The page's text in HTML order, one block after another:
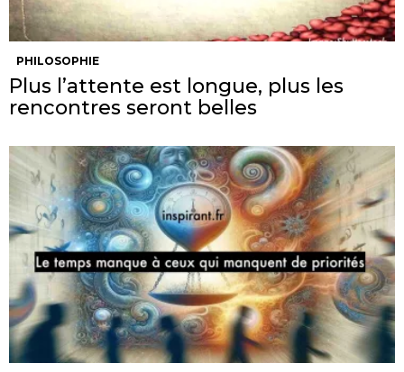
PHILOSOPHIE
Plus l’attente est longue, plus les
rencontres seront belles